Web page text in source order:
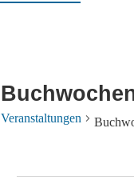
Veranstaltungen